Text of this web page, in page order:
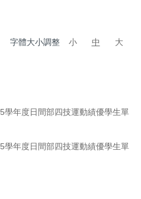
字體大小調整 小 中
大
學年度日間部四技運動績優學生單
學年度日間部四技運動績優學生單